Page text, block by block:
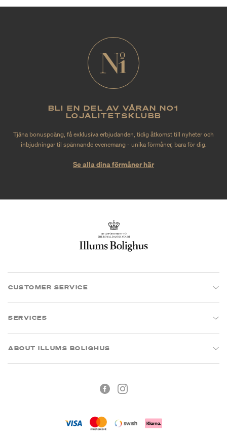
BLI EN DEL AV VÅRAN NO1
LOJALITETSKLUBB
Tjäna bonuspoäng, få exklusiva erbjudanden, tidig åtkomst till nyheter och
inbjudningar til spännande evenemang - unika förmåner, bara för dig.
Se alla dina förmåner här
CUSTOMER SERVICE
SERVICES
ABOUT ILLUMS BOLIGHUS